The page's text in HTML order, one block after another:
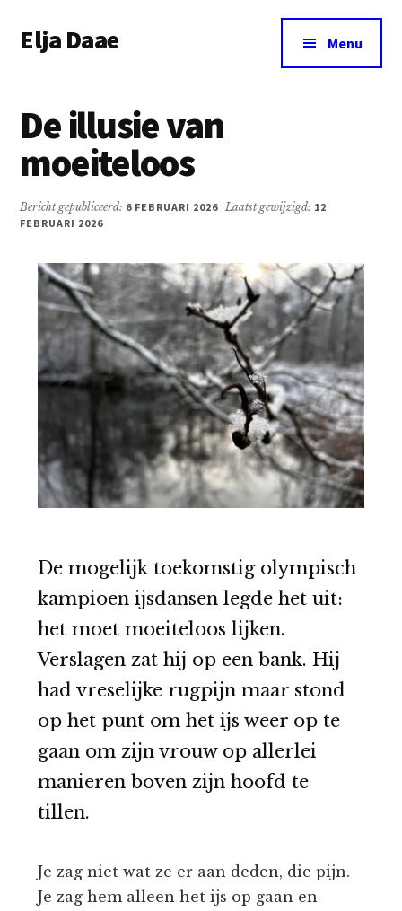
naar
naar
menu
Elja Daae
&
meer
Menu
De illusie van
moeiteloos
Bericht gepubliceerd: 6 FEBRUARI 2026 Laatst gewijzigd: 12
FEBRUARI 2026
De mogelijk toekomstig olympisch
kampioen ijsdansen legde het uit:
het moet moeiteloos lijken.
Verslagen zat hij op een bank. Hij
had vreselijke rugpijn maar stond
op het punt om het ijs weer op te
gaan om zijn vrouw op allerlei
manieren boven zijn hoofd te
tillen.
Je zag niet wat ze er aan deden, die pijn.
Je zag hem alleen het ijs op gaan en